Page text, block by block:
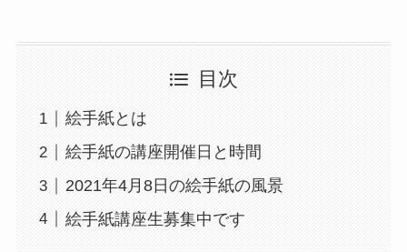
目次
絵手紙とは
絵手紙の講座開催日と時間
2021年4月8日の絵手紙の風景
絵手紙講座生募集中です